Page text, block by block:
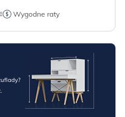
Wygodne raty